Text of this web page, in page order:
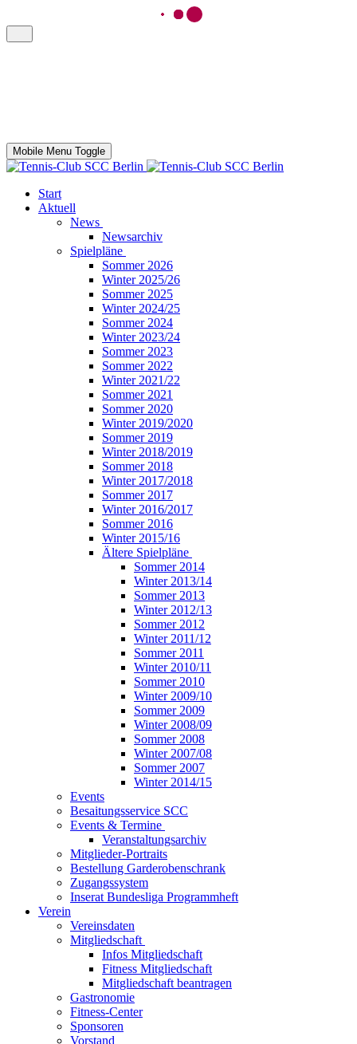
Mobile Menu Toggle
Start
Aktuell
News
Newsarchiv
Spielpläne
Sommer 2026
Winter 2025/26
Sommer 2025
Winter 2024/25
Sommer 2024
Winter 2023/24
Sommer 2023
Sommer 2022
Winter 2021/22
Sommer 2021
Sommer 2020
Winter 2019/2020
Sommer 2019
Winter 2018/2019
Sommer 2018
Winter 2017/2018
Sommer 2017
Winter 2016/2017
Sommer 2016
Winter 2015/16
Ältere Spielpläne
Sommer 2014
Winter 2013/14
Sommer 2013
Winter 2012/13
Sommer 2012
Winter 2011/12
Sommer 2011
Winter 2010/11
Sommer 2010
Winter 2009/10
Sommer 2009
Winter 2008/09
Sommer 2008
Winter 2007/08
Sommer 2007
Winter 2014/15
Events
Besaitungsservice SCC
Events & Termine
Veranstaltungsarchiv
Mitglieder-Portraits
Bestellung Garderobenschrank
Zugangssystem
Inserat Bundesliga Programmheft
Verein
Vereinsdaten
Mitgliedschaft
Infos Mitgliedschaft
Fitness Mitgliedschaft
Mitgliedschaft beantragen
Gastronomie
Fitness-Center
Sponsoren
Vorstand